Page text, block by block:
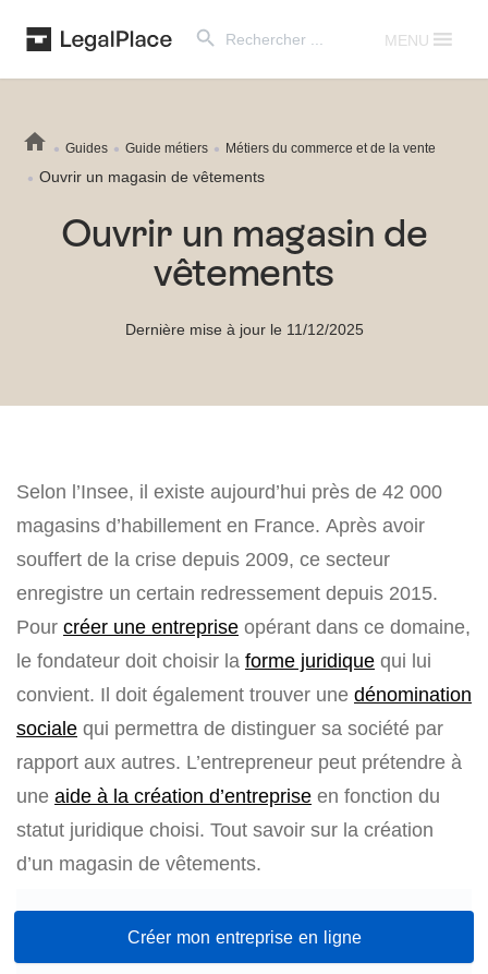
for:
MENU
Guides Guide métiers Métiers du commerce et de la vente
Ouvrir un magasin de vêtements
Ouvrir un magasin de
vêtements
Dernière mise à jour le 11/12/2025
Selon l’Insee, il existe aujourd’hui près de 42 000
magasins d’habillement en France. Après avoir
souffert de la crise depuis 2009, ce secteur
enregistre un certain redressement depuis 2015.
Pour créer une entreprise opérant dans ce domaine,
le fondateur doit choisir la forme juridique qui lui
convient. Il doit également trouver une dénomination
sociale qui permettra de distinguer sa société par
rapport aux autres. L’entrepreneur peut prétendre à
une aide à la création d’entreprise en fonction du
statut juridique choisi. Tout savoir sur la création
d’un magasin de vêtements.
Créer mon entreprise en ligne